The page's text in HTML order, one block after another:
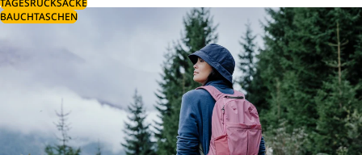
BAUCHTASCHEN